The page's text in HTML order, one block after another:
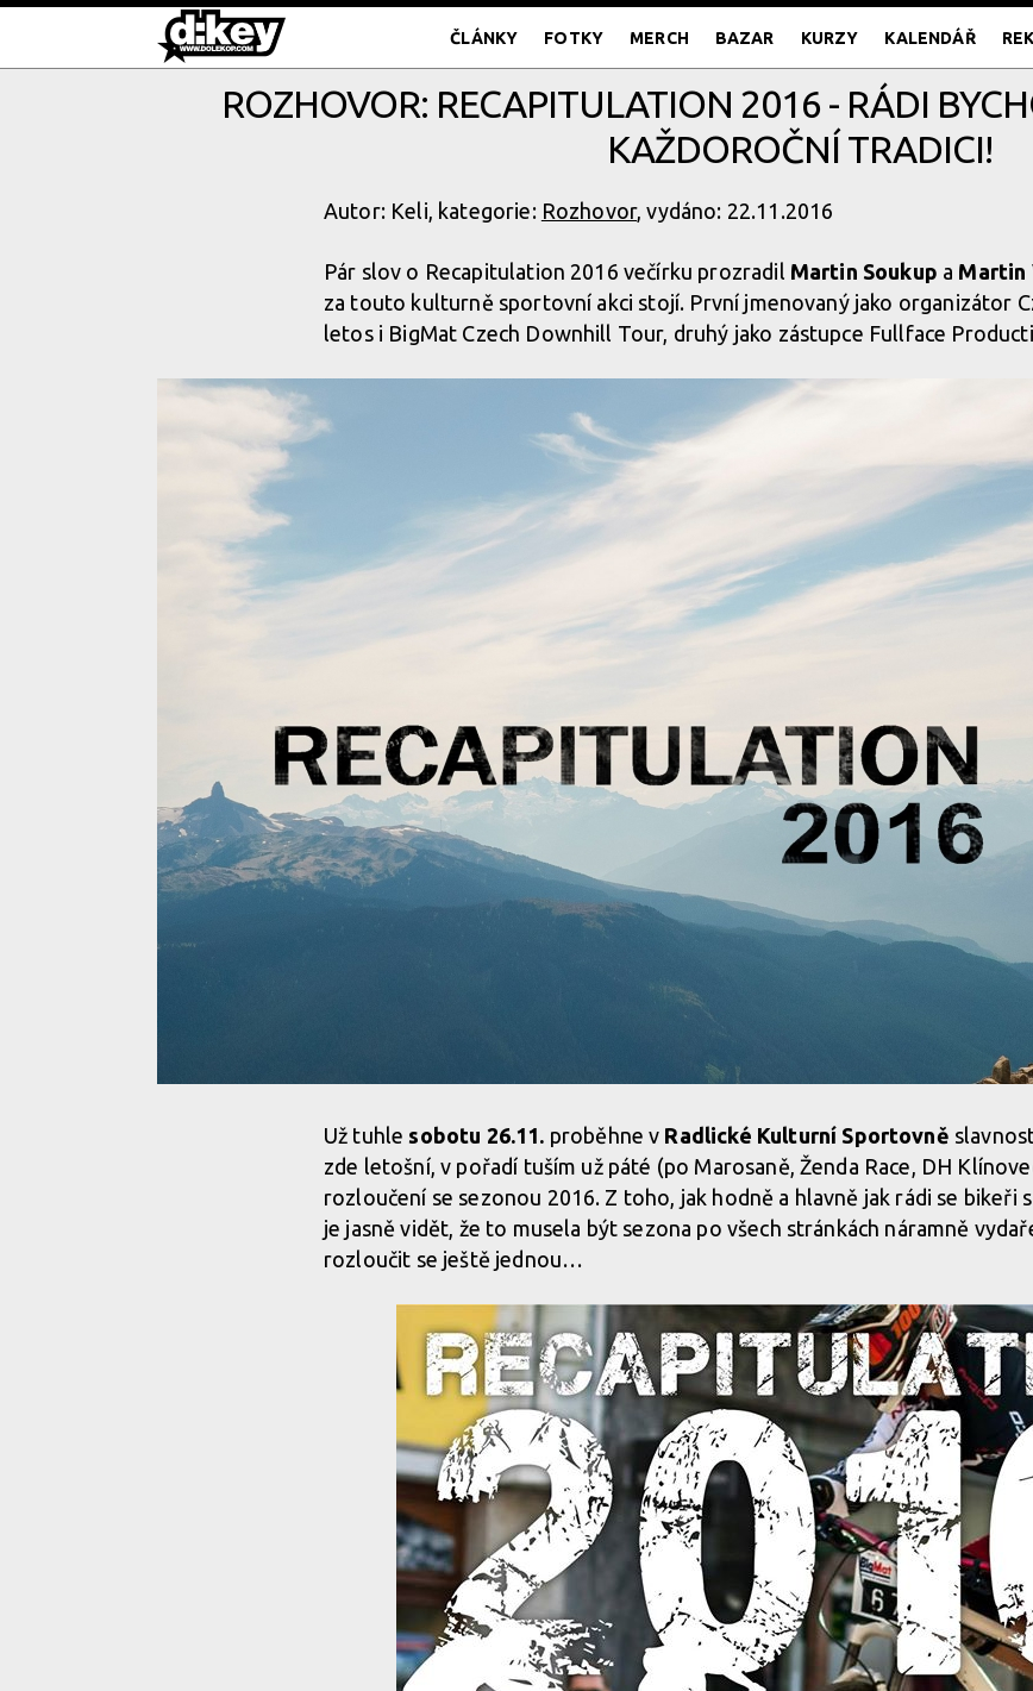
ČLÁNKY FOTKY MERCH BAZAR KURZY KALENDÁŘ
ROZHOVOR: RECAPITULATION 2016 - RÁDI
KAŽDOROČNÍ TRADICI!
Autor: Keli, kategorie: Rozhovor, vydáno: 22.11.2016
Pár slov o Recapitulation 2016 večírku prozradil Martin Soukup a Martin
za touto kulturně sportovní akci stojí. První jmenovaný jako organizátor
letos i BigMat Czech Downhill Tour, druhý jako zástupce Fullface
Už tuhle sobotu 26.11. proběhne v Radlické Kulturní Sportovně
zde letošní, v pořadí tuším už páté (po Marosaně, Ženda Race, DH
rozloučení se sezonou 2016. Z toho, jak hodně a hlavně jak rádi se bikeři
je jasně vidět, že to musela být sezona po všech stránkách náramně
rozloučit se ještě jednou…